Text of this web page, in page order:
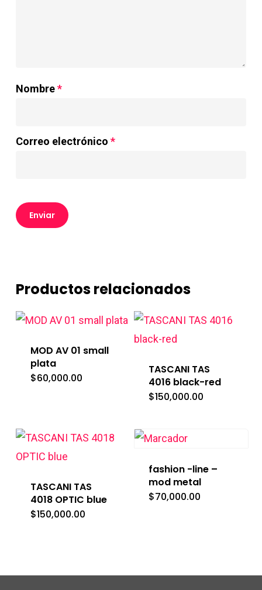
Nombre*
Correo electrónico *
Productos relacionados
MOD AV 01 small
plata
$60,000.00
TASCANI TAS
4016 black-red
$150,000.00
TASCANI TAS
4018 OPTIC blue
$150,000.00
fashion -line –
mod metal
$70,000.00